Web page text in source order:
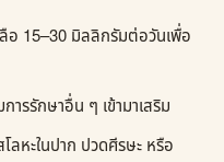
อ 15–30 มิลลิกรัมต่อวันเพื่อ
ารรักษาอื่น ๆ เข้ามาเสริม
ลหะในปาก ปวดศีรษะ หรือ